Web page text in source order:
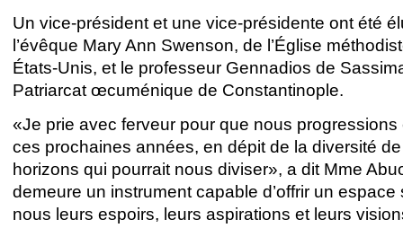
Un vice-président et une vice-présidente ont été
l’évêque Mary Ann Swenson, de l’Église
États-Unis, et le professeur Gennadios de
Patriarcat œcuménique de Constantinople.
«Je prie avec ferveur pour que nous progressions
ces prochaines années, en dépit de la diversité
horizons qui pourrait nous diviser», a dit Mme
demeure un instrument capable d’offrir un
nous leurs espoirs, leurs aspirations et leurs